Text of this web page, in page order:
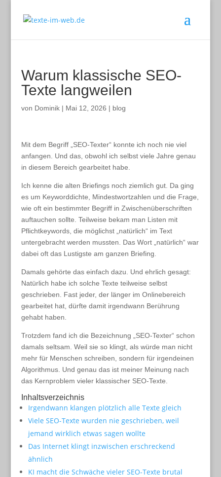
Warum klassische SEO-
Texte langweilen
von Dominik| Mai 12, 2026 | blog
Mit dem Begriff „SEO-Texter“ konnte ich noch nie viel
anfangen. Und das, obwohl ich selbst viele Jahre genau
in diesem Bereich gearbeitet habe.
Ich kenne die alten Briefings noch ziemlich gut. Da ging
es um Keyworddichte, Mindestwortzahlen und die Frage,
wie oft ein bestimmter Begriff in Zwischenüberschriften
auftauchen sollte. Teilweise bekam man Listen mit
Pflichtkeywords, die möglichst „natürlich“ im Text
untergebracht werden mussten. Das Wort „natürlich“ war
dabei oft das Lustigste am ganzen Briefing.
Damals gehörte das einfach dazu. Und ehrlich gesagt:
Natürlich habe ich solche Texte teilweise selbst
geschrieben. Fast jeder, der länger im Onlinebereich
gearbeitet hat, dürfte damit irgendwann Berührung
gehabt haben.
Trotzdem fand ich die Bezeichnung „SEO-Texter“ schon
damals seltsam. Weil sie so klingt, als würde man nicht
mehr für Menschen schreiben, sondern für irgendeinen
Algorithmus. Und genau das ist meiner Meinung nach
das Kernproblem vieler klassischer SEO-Texte.
Inhaltsverzeichnis
Irgendwann klangen plötzlich alle Texte gleich
Viele SEO-Texte wurden nie geschrieben, weil
jemand wirklich etwas sagen wollte
Das Internet klingt inzwischen erschreckend
ähnlich
KI macht die Schwäche vieler SEO-Texte brutal